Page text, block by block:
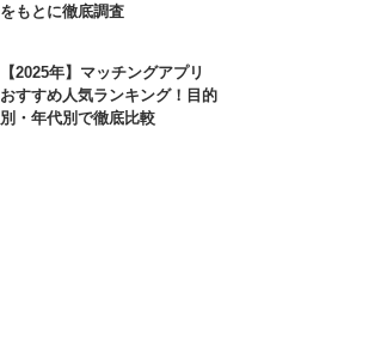
をもとに徹底調査
【2025年】マッチングアプリ
おすすめ人気ランキング！目的
別・年代別で徹底比較